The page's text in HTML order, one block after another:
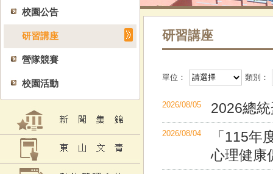
校園公告
研習講座
營隊競賽
校園活動
研習講座
單位： 類別：
2026/08/05 2026總
2026/08/04
「115年
心理健康